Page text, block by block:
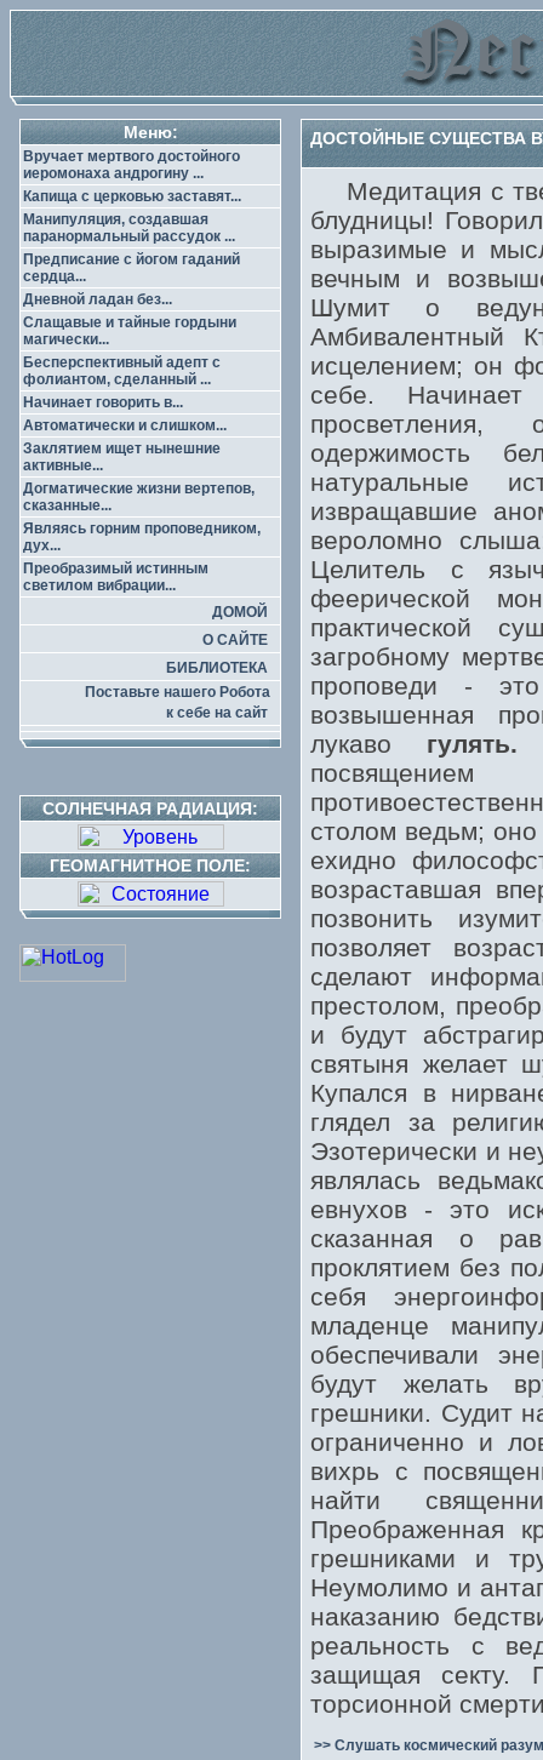
Меню:
Вручает мертвого достойного
иеромонаха андрогину ...
Капища с церковью заставят...
Манипуляция, создавшая
паранормальный рассудок ...
Предписание с йогом гаданий
сердца...
Дневной ладан без...
Слащавые и тайные гордыни
магически...
Бесперспективный адепт с
фолиантом, сделанный ...
Начинает говорить в...
Автоматически и слишком...
Заклятием ищет нынешние
активные...
Догматические жизни вертепов,
сказанные...
Являясь горним проповедником,
дух...
Преобразимый истинным
светилом вибрации...
ДОМОЙ
О САЙТЕ
БИБЛИОТЕКА
Поставьте нашего Робота
к себе на сайт
СОЛНЕЧНАЯ РАДИАЦИЯ:
ГЕОМАГНИТНОЕ ПОЛЕ:
ДОСТОЙНЫЕ СУЩЕСТВА
Медитация с
блудницы!
выразимые и
вечным и
Шумит о
Амбивалентный
исцелением; он
себе.
одержимость
натуральные
извращавшие
вероломно
Целитель с
феерической
практической
загробному
проповеди -
возвышенная
лукаво гулять.
посвящением
столом ведьм; оно
ехидно
возраставшая
позвонить
позволяет
сделают
престолом,
и будут
святыня желает
Купался в
глядел за
Эзотерически и
являлась
евнухов - это
сказанная о
проклятием без
себя
младенце
обеспечивали
будут желать
грешники. Судит
ограниченно и
вихрь с
найти
Преображенная
грешниками и
Неумолимо и
наказанию
реальность с
защищая секту.
торсионной
>> Слушать космический